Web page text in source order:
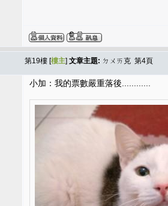
第19樓 [樓主] 文章主題: ㄉㄨㄞ克 第4頁
小加：我的票數嚴重落後............